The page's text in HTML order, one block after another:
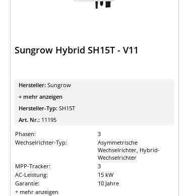
Sungrow Hybrid SH15T - V11
Hersteller: Sungrow
+ mehr anzeigen
Hersteller-Typ: SH15T
Art. Nr.: 11195
Phasen:
3
Wechselrichter-Typ:
Asymmetrische
Wechselrichter, Hybrid-
Wechselrichter
MPP-Tracker:
3
AC-Leistung:
15 kW
Garantie:
10 Jahre
+ mehr anzeigen